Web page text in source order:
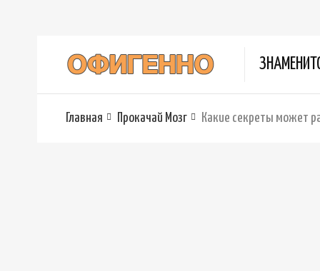
Главная Прокачай Мозг Какие секреты может